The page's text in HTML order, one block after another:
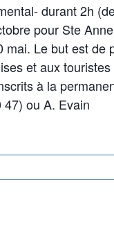
durant 2h
pour Ste
Le but est de
et aux
à la
ou A. Evain